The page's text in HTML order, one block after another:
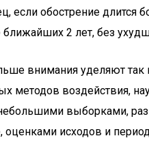
если обострение длится
2 лет, без
внимания уделяют
методов воздействия,
выборками,
оценками исходов и